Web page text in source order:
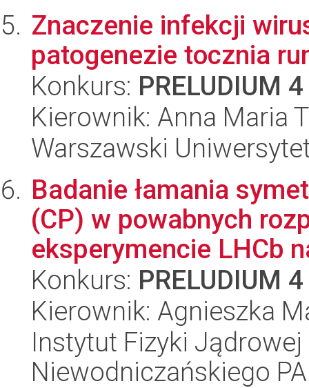
Znaczenie infekcji
patogenezie tocznia
Konkurs: PRELUDIUM 4
Kierownik: Anna Maria
Warszawski
Badanie łamania
(CP) w powabnych
eksperymencie LHCb
Konkurs: PRELUDIUM 4
Kierownik: Agnieszka
Instytut Fizyki
Niewodniczańskiego